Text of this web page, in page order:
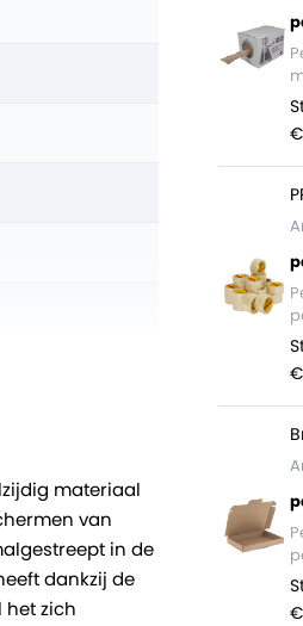
materiaal
van
in de
dankzij de
zich